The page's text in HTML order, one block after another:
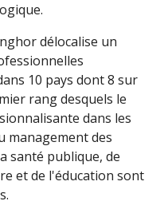
délocalise un
10 pays dont 8 sur
rang desquels le
dans les
management des
santé publique, de
et de l'éducation sont